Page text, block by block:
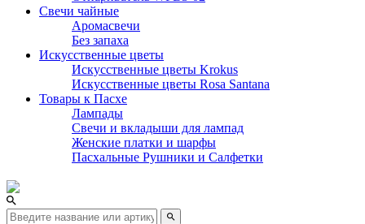
Свечи чайные
Аромасвечи
Без запаха
Искусственные цветы
Искусственные цветы Krokus
Искусственные цветы Rosa Santana
Товары к Пасхе
Лампады
Свечи и вкладыши для лампад
Женские платки и шарфы
Пасхальные Рушники и Салфетки